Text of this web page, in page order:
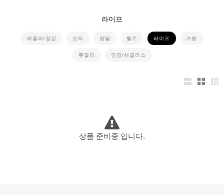
라이프
머플러/장갑 모자 양말 벨트 라이프 가방
쥬얼리 안경/선글라스
상품 준비중 입니다.